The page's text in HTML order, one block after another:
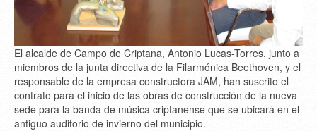
El alcalde de Campo de Criptana, Antonio Lucas-Torres, junto a
miembros de la junta directiva de la Filarmónica Beethoven, y el
responsable de la empresa constructora JAM, han suscrito el
contrato para el inicio de las obras de construcción de la nueva
sede para la banda de música criptanense que se ubicará en el
antiguo auditorio de invierno del municipio.